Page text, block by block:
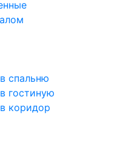
спальню
гостиную
коридор